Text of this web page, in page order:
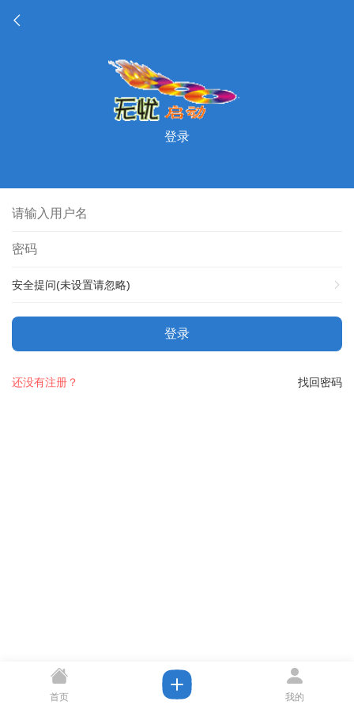
登录
安全提问(未设置请忽略)
登录
找回密码
还没有注册？
首页 我的